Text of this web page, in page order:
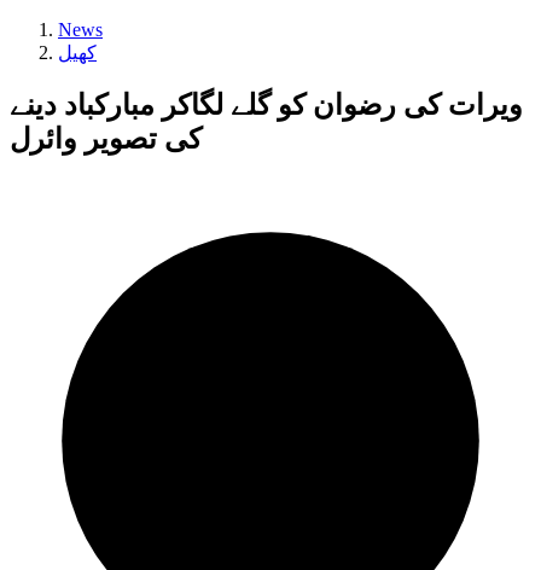
News
کھیل
ویرات کی رضوان کو گلے لگاکر مبارکباد دینے
کی تصویر وائرل